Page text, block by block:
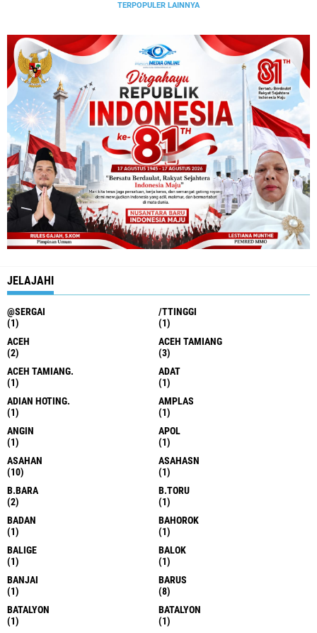
TERPOPULER LAINNYA
JELAJAHI
@SERGAI
(1)
/TTINGGI
(1)
ACEH
(2)
ACEH TAMIANG
(3)
ACEH TAMIANG.
(1)
ADAT
(1)
ADIAN HOTING.
(1)
AMPLAS
(1)
ANGIN
(1)
APOL
(1)
ASAHAN
(10)
ASAHASN
(1)
B.BARA
(2)
B.TORU
(1)
BADAN
(1)
BAHOROK
(1)
BALIGE
(1)
BALOK
(1)
BANJAI
(1)
BARUS
(8)
BATALYON
(1)
BATALYON
(1)